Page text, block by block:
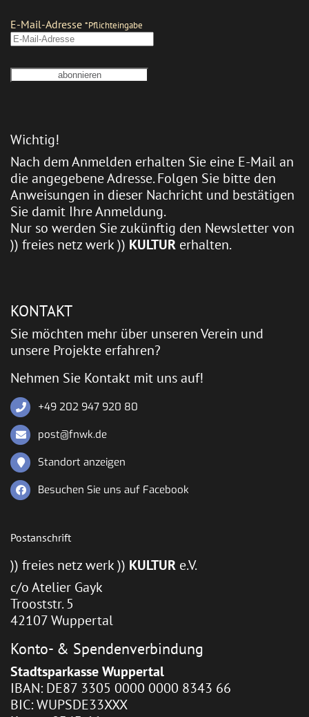
Wichtig!
Nach dem Anmelden erhalten Sie eine E-Mail an
die angegebene Adresse. Folgen Sie bitte den
Anweisungen in dieser Nachricht und bestätigen
Sie damit Ihre Anmeldung.
Nur so werden Sie zukünftig den Newsletter von
)) freies netz werk )) KULTUR erhalten.
KONTAKT
Sie möchten mehr über unseren Verein und
unsere Projekte erfahren?
Nehmen Sie Kontakt mit uns auf!
+49 202 947 920 80
post@fnwk.de
Standort anzeigen
Besuchen Sie uns auf Facebook
Postanschrift
)) freies netz werk )) KULTUR e.V.
c/o Atelier Gayk
Trooststr. 5
42107 Wuppertal
Konto- & Spendenverbindung
Stadtsparkasse Wuppertal
IBAN: DE87 3305 0000 0000 8343 66
BIC: WUPSDE33XXX